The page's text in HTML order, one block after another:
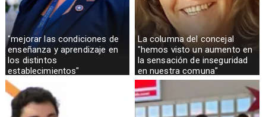
"mejorar las condiciones de
enseñanza y aprendizaje en
los distintos
establecimientos"
La columna del concejal
"hemos visto un aumento en
la sensación de inseguridad
en nuestra comuna"